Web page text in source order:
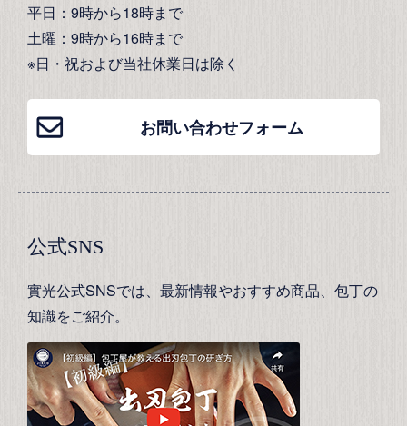
平日：9時から18時まで
土曜：9時から16時まで
※日・祝および当社休業日は除く
お問い合わせフォーム
公式SNS
實光公式SNSでは、最新情報やおすすめ商品、包丁の
知識をご紹介。